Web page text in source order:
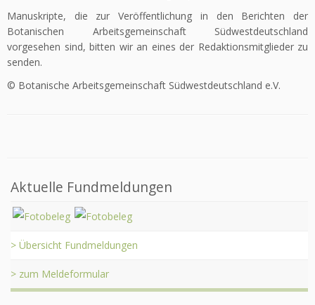
Manuskripte, die zur Veröffentlichung in den Berichten der
Botanischen Arbeitsgemeinschaft Südwestdeutschland
vorgesehen sind, bitten wir an eines der Redaktionsmitglieder zu
senden.
© Botanische Arbeitsgemeinschaft Südwestdeutschland e.V.
Aktuelle Fundmeldungen
> Übersicht Fundmeldungen
> zum Meldeformular